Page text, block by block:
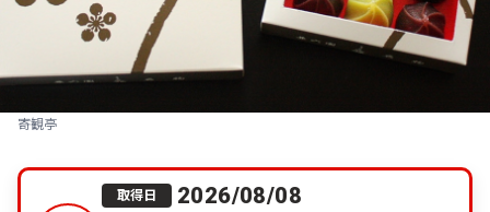
寄観亭
取得日 2026/08/08